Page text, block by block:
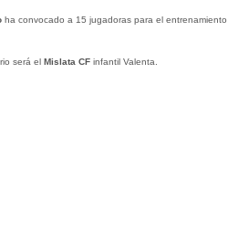
ha convocado a 15 jugadoras para el
será el Mislata CFinfantil Valenta.